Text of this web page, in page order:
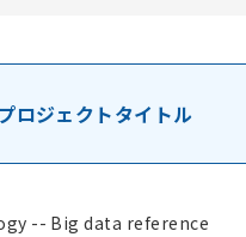
ロジェクトタイトル
-- Big data reference